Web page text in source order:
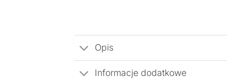
Opis
Informacje dodatkowe